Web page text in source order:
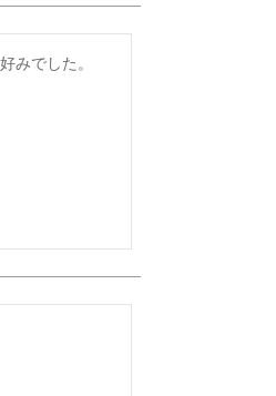
みでした。